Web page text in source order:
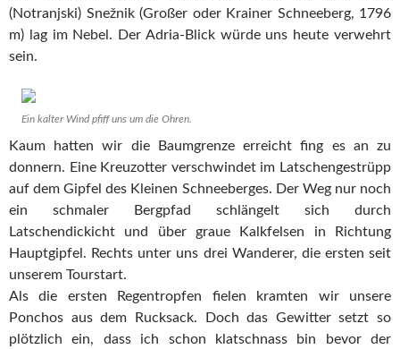
(Notranjski) Snežnik (Großer oder Krainer Schneeberg, 1796
m) lag im Nebel. Der Adria-Blick würde uns heute verwehrt
sein.
Ein kalter Wind pfiff uns um die Ohren.
Kaum hatten wir die Baumgrenze erreicht fing es an zu
donnern. Eine Kreuzotter verschwindet im Latschengestrüpp
auf dem Gipfel des Kleinen Schneeberges. Der Weg nur noch
ein schmaler Bergpfad schlängelt sich durch
Latschendickicht und über graue Kalkfelsen in Richtung
Hauptgipfel. Rechts unter uns drei Wanderer, die ersten seit
unserem Tourstart.
Als die ersten Regentropfen fielen kramten wir unsere
Ponchos aus dem Rucksack. Doch das Gewitter setzt so
plötzlich ein, dass ich schon klatschnass bin bevor der